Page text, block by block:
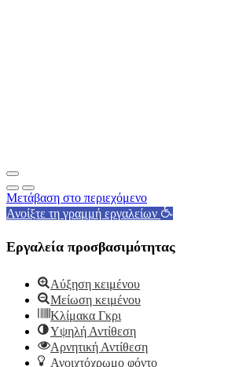
Μετάβαση στο περιεχόμενο
Ανοίξτε τη γραμμή εργαλείων
Εργαλεία προσβασιμότητας
Αύξηση κειμένου
Μείωση κειμένου
Κλίμακα Γκρι
Υψηλή Αντίθεση
Αρνητική Αντίθεση
Ανοιχτόχρωμο φόντο